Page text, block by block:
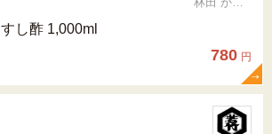
すし酢 1,000ml
780 円